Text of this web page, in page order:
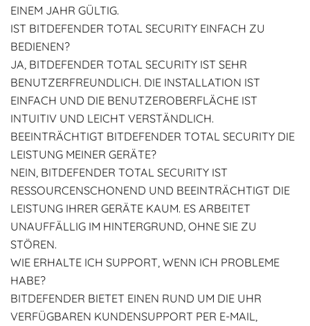
EINEM JAHR GÜLTIG.
IST BITDEFENDER TOTAL SECURITY EINFACH ZU
BEDIENEN?
JA, BITDEFENDER TOTAL SECURITY IST SEHR
BENUTZERFREUNDLICH. DIE INSTALLATION IST
EINFACH UND DIE BENUTZEROBERFLÄCHE IST
INTUITIV UND LEICHT VERSTÄNDLICH.
BEEINTRÄCHTIGT BITDEFENDER TOTAL SECURITY DIE
LEISTUNG MEINER GERÄTE?
NEIN, BITDEFENDER TOTAL SECURITY IST
RESSOURCENSCHONEND UND BEEINTRÄCHTIGT DIE
LEISTUNG IHRER GERÄTE KAUM. ES ARBEITET
UNAUFFÄLLIG IM HINTERGRUND, OHNE SIE ZU
STÖREN.
WIE ERHALTE ICH SUPPORT, WENN ICH PROBLEME
HABE?
BITDEFENDER BIETET EINEN RUND UM DIE UHR
VERFÜGBAREN KUNDENSUPPORT PER E-MAIL,